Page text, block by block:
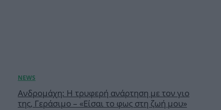
Ανδρομάχη: Η τρυφερή ανάρτηση με τον γιο
της, Γεράσιμο – «Είσαι το φως στη ζωή μου»